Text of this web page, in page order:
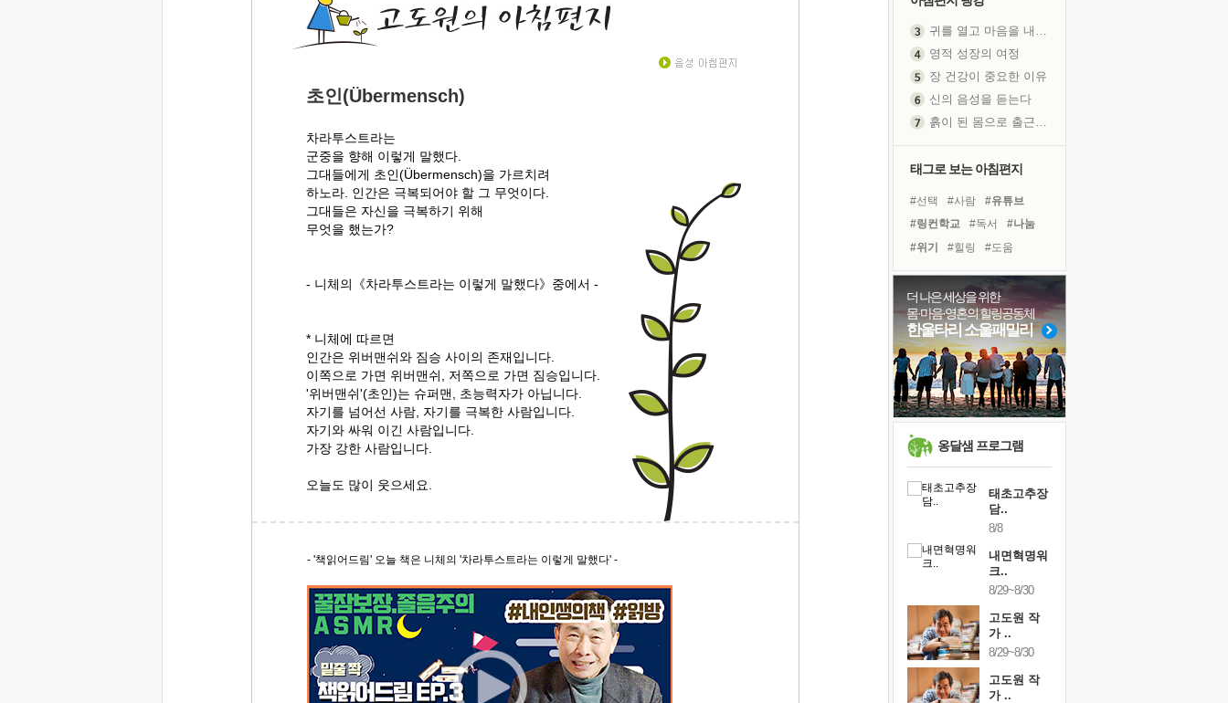
초인(Übermensch)
차라투스트라는
군중을 향해 이렇게 말했다.
그대들에게 초인(Übermensch)을 가르치려
하노라. 인간은 극복되어야 할 그 무엇이다.
그대들은 자신을 극복하기 위해
무엇을 했는가?
- 니체의《차라투스트라는 이렇게 말했다》중에서 -
* 니체에 따르면
인간은 위버맨쉬와 짐승 사이의 존재입니다.
이쪽으로 가면 위버맨쉬, 저쪽으로 가면 짐승입니다.
'위버맨쉬'(초인)는 슈퍼맨, 초능력자가 아닙니다.
자기를 넘어선 사람, 자기를 극복한 사람입니다.
자기와 싸워 이긴 사람입니다.
가장 강한 사람입니다.
오늘도 많이 웃으세요.
- '책읽어드림' 오늘 책은 니체의 '차라투스트라는 이렇게 말했다' -
처음 손을 잡았던 날
꿈이 실제가 되는 것
'말 타는 법'을 먼저
졸업식 사진을 보며
아픈 아버지를 위한 공간 설계
슬럼프
보고 싶은 어머니
유년 시절의 부산 영도 바다
못된 꼰대들
'모른다'는 것
태그로 보는 아침편지
#선택 #사람
#유튜브
#링컨학교
#독서
#나눔
#위기
#힐링
#도움
#리더
#계획
#면역력
#희망
#명상
#경험
#아이들
#바이러스
#독서캠프
#삶
#친구
#비전캠프
더 나은 세상을 위한
몸·마음·영혼의 힐링공동체
한울타리 소울패밀리
옹달샘 프로그램
태초고추장
담..
8/8
내면혁명워
크..
8/29~8/30
고도원 작
가 ..
8/29~8/30
고도원 작
가 ..